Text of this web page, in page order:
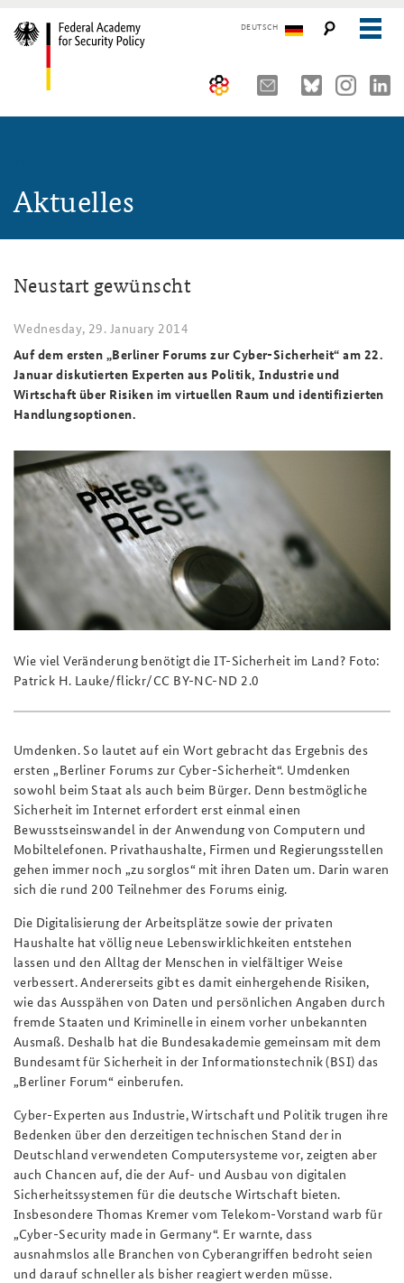
DEUTSCH
Organisation
Partners
Young Leaders in Security Policy
Directions
Security Policy Course for Senior Officials
German Forum on Security Policy
Public Events
Further Events
Working Papers
Aktuelles
Neustart gewünscht
Wednesday, 29. January 2014
Auf dem ersten „Berliner Forums zur Cyber-Sicherheit“ am 22.
Januar diskutierten Experten aus Politik, Industrie und
Wirtschaft über Risiken im virtuellen Raum und identifizierten
Handlungsoptionen.
Wie viel Veränderung benötigt die IT-Sicherheit im Land? Foto:
Patrick H. Lauke/flickr/CC BY-NC-ND 2.0
Umdenken. So lautet auf ein Wort gebracht das Ergebnis des
ersten „Berliner Forums zur Cyber-Sicherheit“. Umdenken
sowohl beim Staat als auch beim Bürger. Denn bestmögliche
Sicherheit im Internet erfordert erst einmal einen
Bewusstseinswandel in der Anwendung von Computern und
Mobiltelefonen. Privathaushalte, Firmen und Regierungsstellen
gehen immer noch „zu sorglos“ mit ihren Daten um. Darin waren
sich die rund 200 Teilnehmer des Forums einig.
Die Digitalisierung der Arbeitsplätze sowie der privaten
Haushalte hat völlig neue Lebenswirklichkeiten entstehen
lassen und den Alltag der Menschen in vielfältiger Weise
verbessert. Andererseits gibt es damit einhergehende Risiken,
wie das Ausspähen von Daten und persönlichen Angaben durch
fremde Staaten und Kriminelle in einem vorher unbekannten
Ausmaß. Deshalb hat die Bundesakademie gemeinsam mit dem
Bundesamt für Sicherheit in der Informationstechnik (BSI) das
„Berliner Forum“ einberufen.
Cyber-Experten aus Industrie, Wirtschaft und Politik trugen ihre
Bedenken über den derzeitigen technischen Stand der in
Deutschland verwendeten Computersysteme vor, zeigten aber
auch Chancen auf, die der Auf- und Ausbau von digitalen
Sicherheitssystemen für die deutsche Wirtschaft bieten.
Insbesondere Thomas Kremer vom Telekom-Vorstand warb für
„Cyber-Security made in Germany“. Er warnte, dass
ausnahmslos alle Branchen von Cyberangriffen bedroht seien
und darauf schneller als bisher reagiert werden müsse.